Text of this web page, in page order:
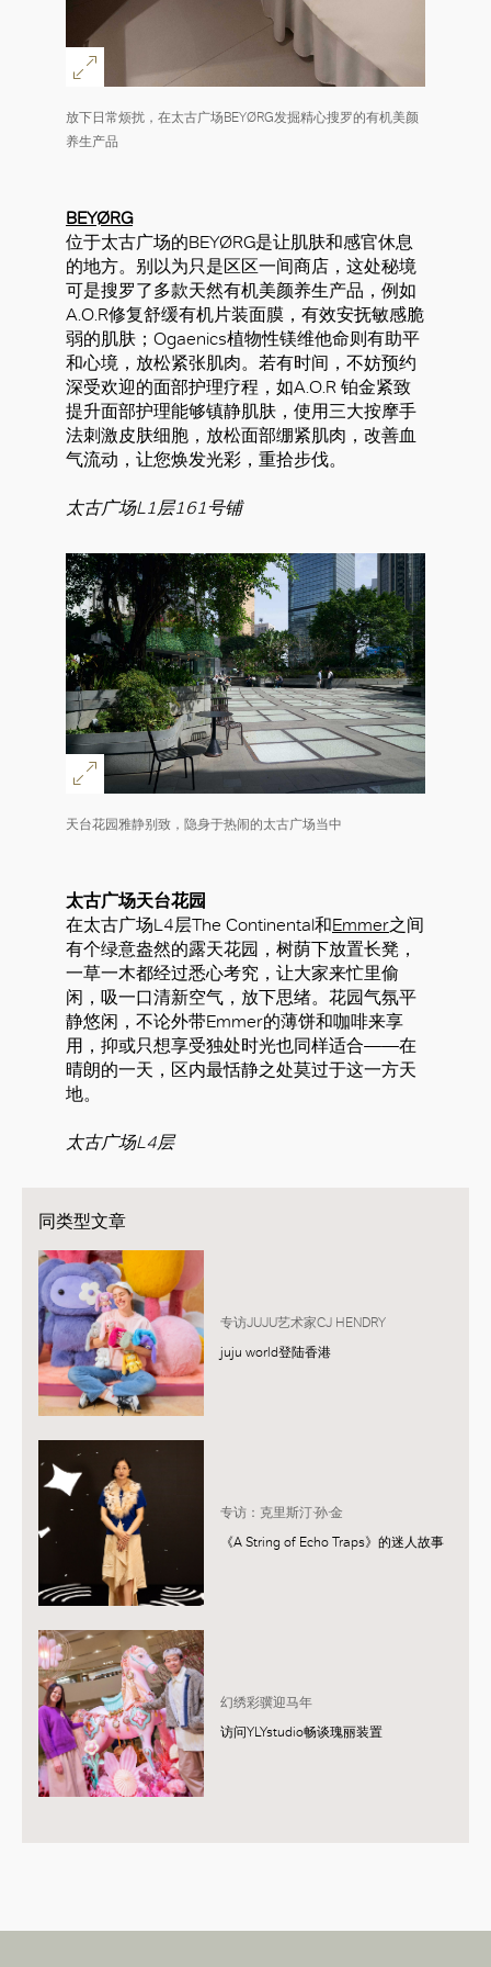
放下日常烦扰，在太古广场BEYØRG发掘精心搜罗的有机美颜
养生产品
BEYØRG
位于太古广场的BEYØRG是让肌肤和感官休息
的地方。别以为只是区区一间商店，这处秘境
可是搜罗了多款天然有机美颜养生产品，例如
A.O.R修复舒缓有机片装面膜，有效安抚敏感脆
弱的肌肤；Ogaenics植物性镁维他命则有助平
和心境，放松紧张肌肉。若有时间，不妨预约
深受欢迎的面部护理疗程，如A.O.R 铂金紧致
提升面部护理能够镇静肌肤，使用三大按摩手
法刺激皮肤细胞，放松面部绷紧肌肉，改善血
气流动，让您焕发光彩，重拾步伐。
太古广场L1层161号铺
天台花园雅静别致，隐身于热闹的太古广场当中
太古广场天台花园
在太古广场L4层The Continental和Emmer之间
有个绿意盎然的露天花园，树荫下放置长凳，
一草一木都经过悉心考究，让大家来忙里偷
闲，吸一口清新空气，放下思绪。花园气氛平
静悠闲，不论外带Emmer的薄饼和咖啡来享
用，抑或只想享受独处时光也同样适合——在
晴朗的一天，区内最恬静之处莫过于这一方天
地。
太古广场L4层
同类型文章
专访JUJU艺术家CJ HENDRY
juju world登陆香港
专访：克里斯汀·孙·金
《A String of Echo Traps》的迷人故事
幻绣彩骥迎马年
访问YLYstudio畅谈瑰丽装置